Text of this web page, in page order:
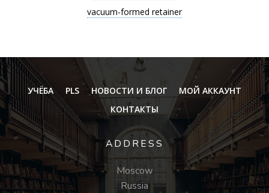
vacuum-formed retainer
УЧЁБА PLS НОВОСТИ И БЛОГ
МОЙ АККАУНТ
КОНТАКТЫ
ADDRESS
Moscow
Russia